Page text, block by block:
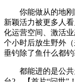
你能做从的地刚
新颖活力被更多人
化运营空间、激活
个小时后放生野外
垂钓除了鱼什么都
都能进的是公共